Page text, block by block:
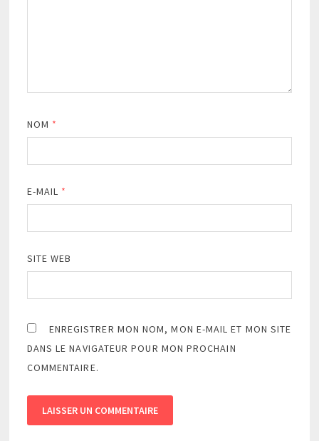
NOM *
E-MAIL *
SITE WEB
ENREGISTRER MON NOM, MON E-MAIL ET MON SITE
DANS LE NAVIGATEUR POUR MON PROCHAIN
COMMENTAIRE.